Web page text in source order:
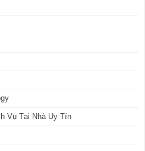
Vụ Tại Nhà Uy Tín